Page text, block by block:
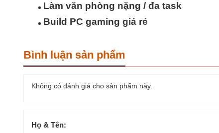
Làm văn phòng nặng / đa task
Build PC gaming giá rẻ
Bình luận sản phẩm
Không có đánh giá cho sản phẩm này.
Họ & Tên: